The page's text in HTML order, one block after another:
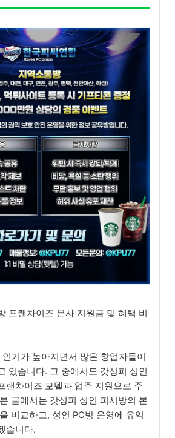
프랜차이즈 본사 지원금 및 혜택 비
기가 높아지면서 많은 창업자들이
있습니다. 그 중에서도 갓성피 성인
랜차이즈 모델과 업주 지원으로 주
글에서는 갓성피 성인 피시방의 본
비교하고, 성인 PC방 운영에 유익
습니다.